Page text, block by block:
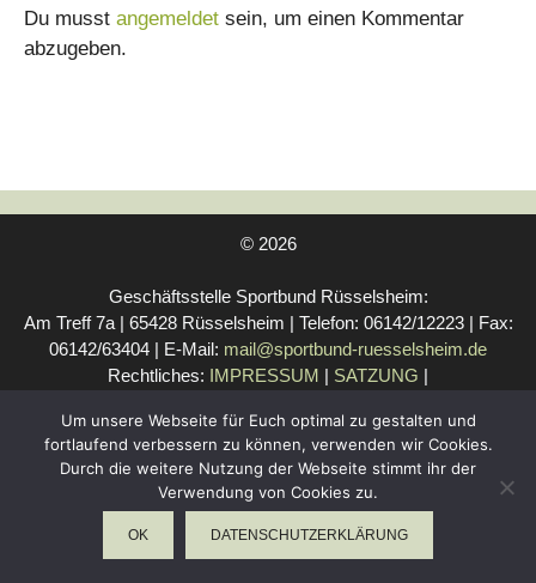
Du musst angemeldet sein, um einen Kommentar
abzugeben.
© 2026
Geschäftsstelle Sportbund Rüsselsheim:
Am Treff 7a | 65428 Rüsselsheim | Telefon: 06142/12223 | Fax:
06142/63404 | E-Mail: mail@sportbund-ruesselsheim.de
Rechtliches: IMPRESSUM | SATZUNG |
DATENSCHUTZBELEHRUNG
WebDesign Riedel
Um unsere Webseite für Euch optimal zu gestalten und
fortlaufend verbessern zu können, verwenden wir Cookies.
Durch die weitere Nutzung der Webseite stimmt ihr der
Verwendung von Cookies zu.
OK DATENSCHUTZERKLÄRUNG